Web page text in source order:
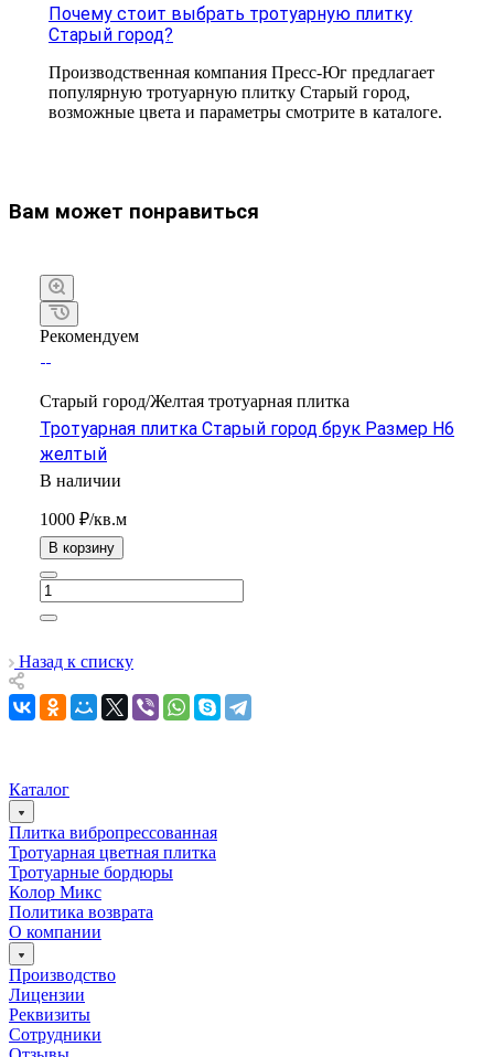
Почему стоит выбрать тротуарную плитку
Старый город?
Производственная компания Пресс-Юг предлагает
популярную тротуарную плитку Старый город,
возможные цвета и параметры смотрите в каталоге.
Вам может понравиться
Рекомендуем
Старый город/Желтая тротуарная плитка
Тротуарная плитка Старый город брук Размер H6
желтый
В наличии
1000 ₽/кв.м
В корзину
Назад к списку
Каталог
Плитка вибропрессованная
Тротуарная цветная плитка
Тротуарные бордюры
Колор Микс
Политика возврата
О компании
Производство
Лицензии
Реквизиты
Сотрудники